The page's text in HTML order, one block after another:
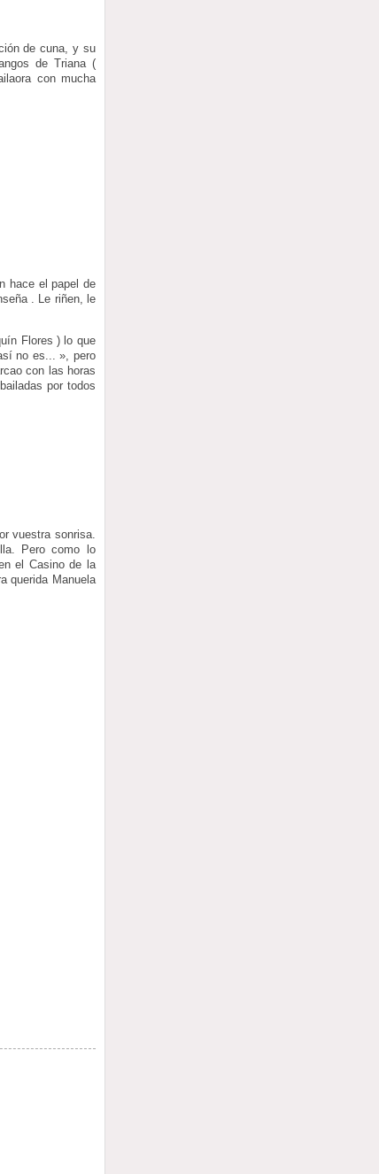
de cuna, y su
de Triana (
con mucha
hace el papel de
. Le riñen, le
Flores ) lo que
no es... », pero
con las horas
por todos
vuestra sonrisa.
Pero como lo
el Casino de la
querida Manuela